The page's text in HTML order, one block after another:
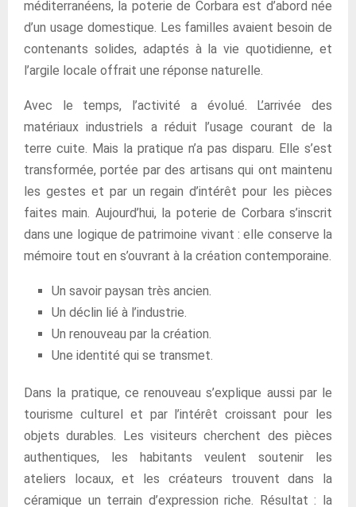
méditerranéens, la poterie de Corbara est d’abord née
d’un usage domestique. Les familles avaient besoin de
contenants solides, adaptés à la vie quotidienne, et
l’argile locale offrait une réponse naturelle.
Avec le temps, l’activité a évolué. L’arrivée des
matériaux industriels a réduit l’usage courant de la
terre cuite. Mais la pratique n’a pas disparu. Elle s’est
transformée, portée par des artisans qui ont maintenu
les gestes et par un regain d’intérêt pour les pièces
faites main. Aujourd’hui, la poterie de Corbara s’inscrit
dans une logique de patrimoine vivant : elle conserve la
mémoire tout en s’ouvrant à la création contemporaine.
Un savoir paysan très ancien.
Un déclin lié à l’industrie.
Un renouveau par la création.
Une identité qui se transmet.
Dans la pratique, ce renouveau s’explique aussi par le
tourisme culturel et par l’intérêt croissant pour les
objets durables. Les visiteurs cherchent des pièces
authentiques, les habitants veulent soutenir les
ateliers locaux, et les créateurs trouvent dans la
céramique un terrain d’expression riche. Résultat : la